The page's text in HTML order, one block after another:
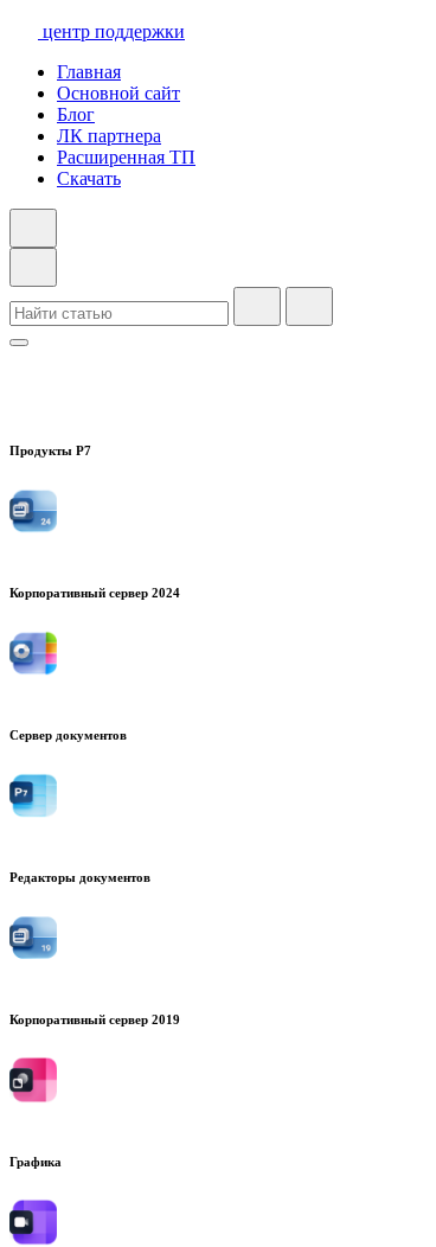
центр поддержки
Главная
Основной сайт
Блог
ЛК партнера
Расширенная ТП
Скачать
Продукты Р7
Корпоративный сервер 2024
Сервер документов
Редакторы документов
Корпоративный сервер 2019
Графика